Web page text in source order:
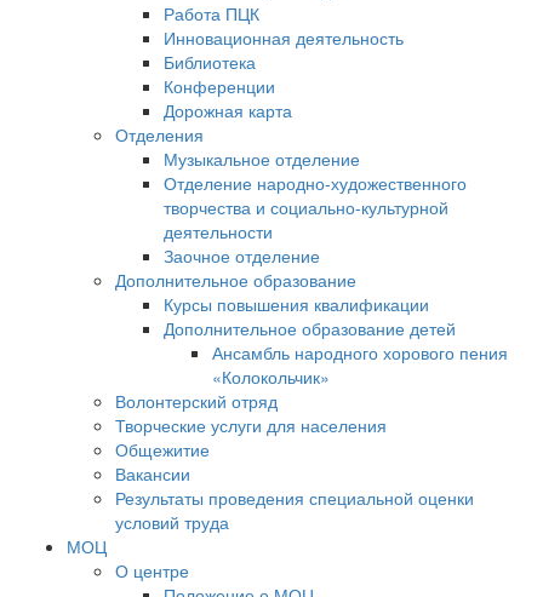
Работа ПЦК
Инновационная деятельность
Библиотека
Конференции
Дорожная карта
Отделения
Музыкальное отделение
Отделение народно-художественного
творчества и социально-культурной
деятельности
Заочное отделение
Дополнительное образование
Курсы повышения квалификации
Дополнительное образование детей
Ансамбль народного хорового пения
«Колокольчик»
Волонтерский отряд
Творческие услуги для населения
Общежитие
Вакансии
Результаты проведения специальной оценки
условий труда
МОЦ
О центре